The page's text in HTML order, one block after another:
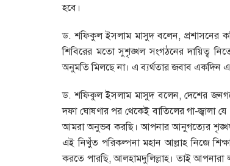
হবে।
ড. শফিকুল ইসলাম মাসুদ বলেন, প্রশাসনের
শিবিরের মতো সুশৃঙ্খল সংগঠনের দায়িত্ব
অনুমতি মিলছে না। এ ব্যর্থতার জবাব একদিন
ড. শফিকুল ইসলাম মাসুদ বলেন, দেশের
দফা ঘোষণার পর থেকেই বাতিলের গা-জ্বালা
আমরা অনুভব করছি। আপনার আনুগত্যের
এই নিখুঁত পরিকল্পনা মহান আল্লাহ নিজে
করতে পারছি, আলহামদুলিল্লাহ। তাই আপনারা